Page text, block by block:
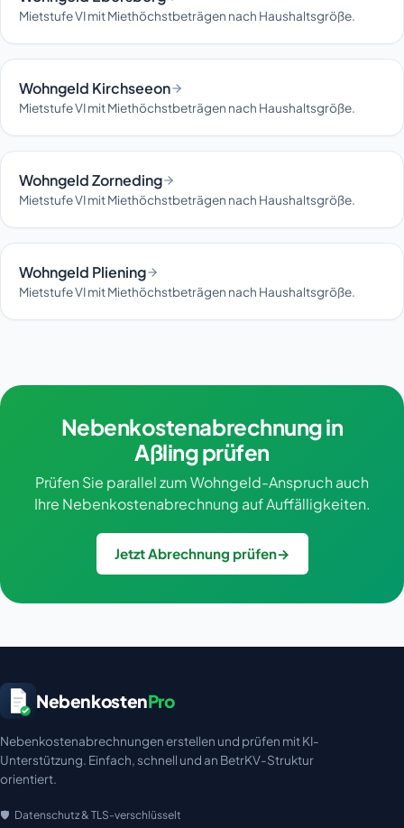
Mietstufe VI mit Miethöchstbeträgen nach Haushaltsgröße.
Wohngeld Kirchseeon
Mietstufe VI mit Miethöchstbeträgen nach Haushaltsgröße.
Wohngeld Zorneding
Mietstufe VI mit Miethöchstbeträgen nach Haushaltsgröße.
Wohngeld Pliening
Mietstufe VI mit Miethöchstbeträgen nach Haushaltsgröße.
Nebenkostenabrechnung in
Aßling prüfen
Prüfen Sie parallel zum Wohngeld-Anspruch auch
Ihre Nebenkostenabrechnung auf Auffälligkeiten.
Jetzt Abrechnung prüfen→
NebenkostenPro
Nebenkostenabrechnungen erstellen und prüfen mit KI-
Unterstützung. Einfach, schnell und an BetrKV-Struktur
orientiert.
Datenschutz & TLS-verschlüsselt